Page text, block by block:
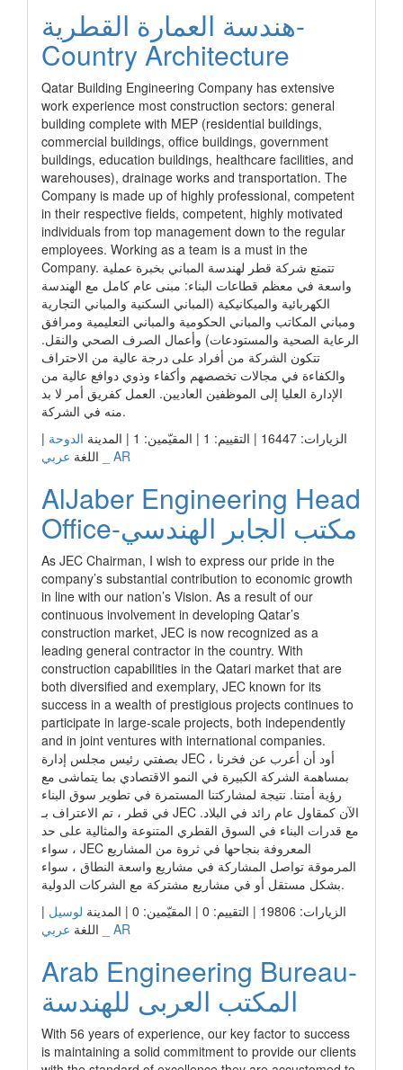
هندسة العمارة القطرية-
Country Architecture
Qatar Building Engineering Company has extensive
work experience most construction sectors: general
building complete with MEP (residential buildings,
commercial buildings, office buildings, government
buildings, education buildings, healthcare facilities, and
warehouses), drainage works and transportation. The
Company is made up of highly professional, competent
in their respective fields, competent, highly motivated
individuals from top management down to the regular
employees. Working as a team is a must in the
Company. تتمتع شركة قطر لهندسة المباني بخبرة عملية
واسعة في معظم قطاعات البناء: مبنى عام كامل مع الهندسة
الكهربائية والميكانيكية (المباني السكنية والمباني التجارية
ومباني المكاتب والمباني الحكومية والمباني التعليمية ومرافق
الرعاية الصحية والمستودعات) وأعمال الصرف الصحي والنقل.
تتكون الشركة من أفراد على درجة عالية من الاحتراف
والكفاءة في مجالات تخصصهم وأكفاء وذوي دوافع عالية من
الإدارة العليا إلى الموظفين العاديين. العمل كفريق أمر لا بد
منه في الشركة.
الزيارات: 16447 | التقييم: 1 | المقيّمين: 1 | المدينة
الدوحة |
اللغة عربي _ AR
AlJaber Engineering Head
Office-مكتب الجابر الهندسي
As JEC Chairman, I wish to express our pride in the
company’s substantial contribution to economic growth
in line with our nation’s Vision. As a result of our
continuous involvement in developing Qatar’s
construction market, JEC is now recognized as a
leading general contractor in the country. With
construction capabilities in the Qatari market that are
both diversified and exemplary, JEC known for its
success in a wealth of prestigious projects continues to
participate in large-scale projects, both independently
and in joint ventures with international companies.
بصفتي رئيس مجلس إدارة JEC ، أود أن أعرب عن فخرنا
بمساهمة الشركة الكبيرة في النمو الاقتصادي بما يتماشى مع
رؤية أمتنا. نتيجة لمشاركتنا المستمرة في تطوير سوق البناء
في قطر ، تم الاعتراف بـ JEC الآن كمقاول عام رائد في البلاد.
مع قدرات البناء في السوق القطري المتنوعة والمثالية على حد
سواء ، JEC المعروفة بنجاحها في ثروة من المشاريع
المرموقة تواصل المشاركة في مشاريع واسعة النطاق ، سواء
بشكل مستقل أو في مشاريع مشتركة مع الشركات الدولية.
الزيارات: 19806 | التقييم: 0 | المقيّمين: 0 | المدينة
لوسيل |
اللغة عربي _ AR
Arab Engineering Bureau-
المكتب العربى للهندسة
With 56 years of experience, our key factor to success
is maintaining a solid commitment to provide our clients